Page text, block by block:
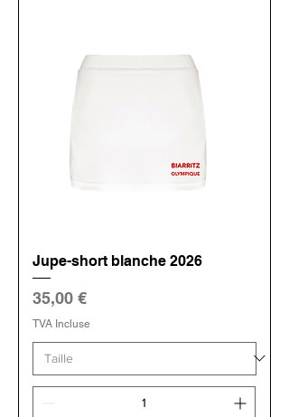
Jupe-short blanche 2026
Prix
35,00 €
TVA Incluse